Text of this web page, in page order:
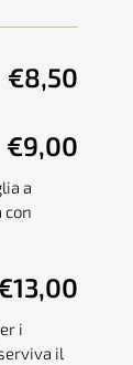
€8,50
€9,00
a
con
i
il